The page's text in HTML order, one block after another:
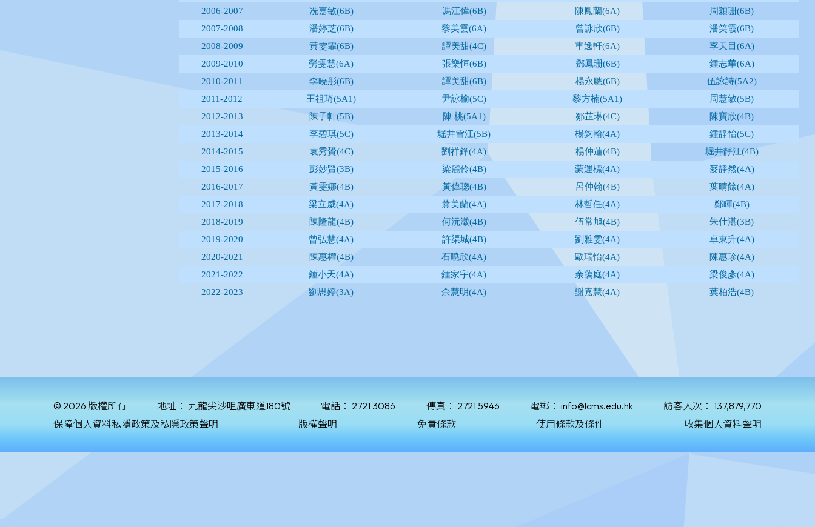
© 2026 版權所有 地址： 九龍尖沙咀廣東道180號 電話： 2721 3086 傳真： 2721 5946 電郵： info@lcms.edu.hk 訪客人次： 137,879,770
保障個人資料私隱政策及私隱政策聲明
版權聲明 免責條款 使用條款及條件 收集個人資料聲明